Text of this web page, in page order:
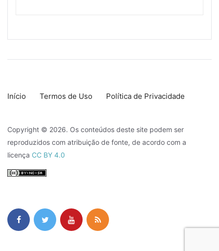
Início Termos de Uso Política de Privacidade
Copyright © 2026. Os conteúdos deste site podem ser
reproduzidos com atribuição de fonte, de acordo com a
licença CC BY 4.0